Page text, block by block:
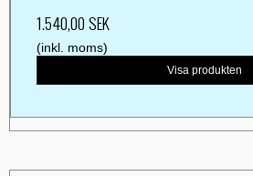
1.540,00 SEK
(inkl. moms)
Visa produkten